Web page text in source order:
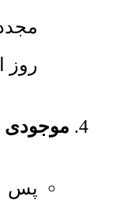
روز
موجودی
پس